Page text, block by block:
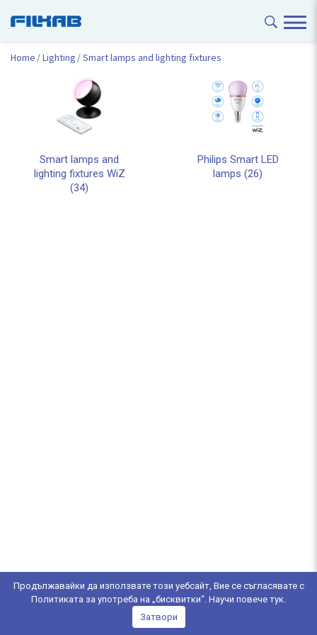
Home Lighting Smart lamps and lighting fixtures
Smart lamps and
lighting fixtures WiZ
(34)
Philips Smart LED
lamps (26)
Продължавайки да използвате този уебсайт, Вие се съгласявате с
Политиката за употреба на „бисквитки“. Научи повече тук.
Затвори